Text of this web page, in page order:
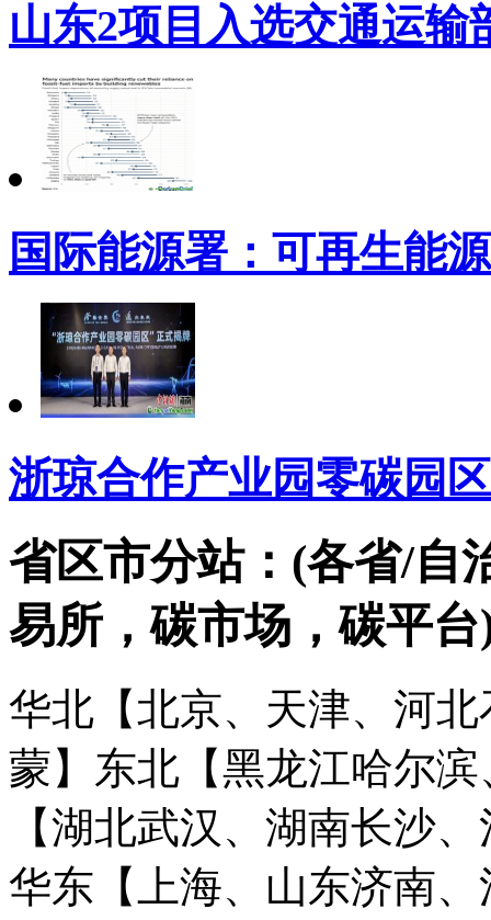
山东2项目入选交通运输
国际能源署：可再生能
浙琼合作产业园零碳园
省区市分站：(各省/自
易所，碳市场，碳平台
华北【北京、天津、河
蒙】 东北【黑龙江哈尔
【湖北武汉、湖南长沙
华东【上海、山东济南